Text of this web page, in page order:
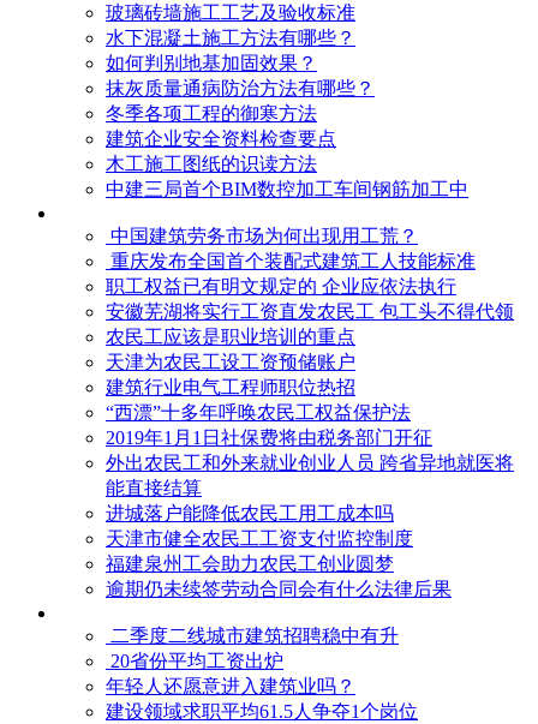
玻璃砖墙施工工艺及验收标准
水下混凝土施工方法有哪些？
如何判别地基加固效果？
抹灰质量通病防治方法有哪些？
冬季各项工程的御寒​方法
建筑企业安全资料检查要点
木工施工图纸的识读方法
中建三局首个BIM数控加工车间钢筋加工中
中国建筑劳务市场为何出现用工荒？
重庆发布全国首个装配式建筑工人技能标准
职工权益已有明文规定的 企业应依法执行
安徽芜湖将实行工资直发农民工 包工头不得代领
农民工应该是职业培训的重点
天津为农民工设工资预储账户
建筑行业电气工程师职位热招
“西漂”十多年呼唤农民工权益保护法
2019年1月1日社保费将由税务部门开征
外出农民工和外来就业创业人员 跨省异地就医将
能直接结算
进城落户能降低农民工用工成本吗
天津市健全农民工工资支付监控制度
福建泉州工会助力农民工创业圆梦
逾期仍未续签劳动合同会有什么法律后果
二季度二线城市建筑招聘稳中有升
20省份平均工资出炉
年轻人还愿意进入建筑业吗？
建设领域求职平均61.5人争夺1个岗位